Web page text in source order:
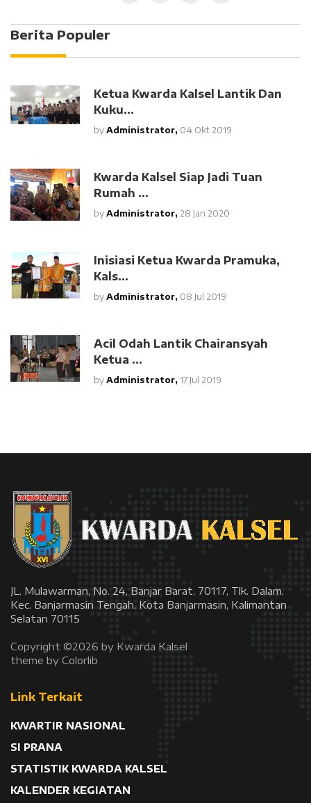
Berita Populer
Ketua Kwarda Kalsel Lantik Dan
Kuku...
by Administrator, 04 Okt 2019
Kwarda Kalsel Siap Jadi Tuan
Rumah ...
by Administrator, 28 Jan 2020
Inisiasi Ketua Kwarda Pramuka,
Kals...
by Administrator, 08 Jul 2019
Acil Odah Lantik Chairansyah
Ketua ...
by Administrator, 17 Jul 2019
JL. Mulawarman, No. 24, Banjar Barat, 70117, Tlk. Dalam,
Kec. Banjarmasin Tengah, Kota Banjarmasin, Kalimantan
Selatan 70115
Copyright ©2026 by Kwarda Kalsel
theme by Colorlib
Link Terkait
KWARTIR NASIONAL
SI PRANA
STATISTIK KWARDA KALSEL
KALENDER KEGIATAN